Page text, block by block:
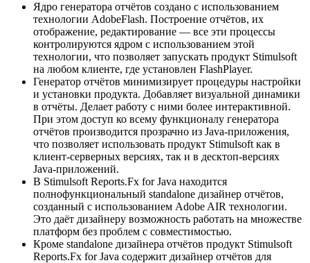
Ядро генератора отчётов создано с использованием
технологии AdobeFlash. Построение отчётов, их
отображение, редактирование — все эти процессы
контролируются ядром с использованием этой
технологии, что позволяет запускать продукт Stimulsoft
на любом клиенте, где установлен FlashPlayer.
Генератор отчётов минимизирует процедуры настройки
и установки продукта. Добавляет визуальной динамики
в отчёты. Делает работу с ними более интерактивной.
При этом доступ ко всему функционалу генератора
отчётов производится прозрачно из Java-приложения,
что позволяет использовать продукт Stimulsoft как в
клиент-серверных версиях, так и в десктоп-версиях
Java-приложений.
В Stimulsoft Reports.Fx for Java находится
полнофункциональный standalone дизайнер отчётов,
созданный с использованием Adobe AIR технологии.
Это даёт дизайнеру возможность работать на множестве
платформ без проблем с совместимостью.
Кроме standalone дизайнера отчётов продукт Stimulsoft
Reports.Fx for Java содержит дизайнер отчётов для